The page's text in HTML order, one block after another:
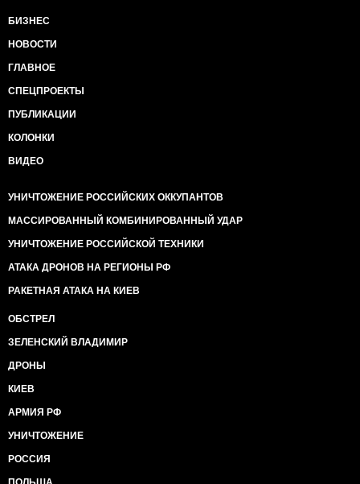
БИЗНЕС
НОВОСТИ
ГЛАВНОЕ
СПЕЦПРОЕКТЫ
ПУБЛИКАЦИИ
КОЛОНКИ
ВИДЕО
УНИЧТОЖЕНИЕ РОССИЙСКИХ ОККУПАНТОВ
МАССИРОВАННЫЙ КОМБИНИРОВАННЫЙ УДАР
УНИЧТОЖЕНИЕ РОССИЙСКОЙ ТЕХНИКИ
АТАКА ДРОНОВ НА РЕГИОНЫ РФ
РАКЕТНАЯ АТАКА НА КИЕВ
ОБСТРЕЛ
ЗЕЛЕНСКИЙ ВЛАДИМИР
ДРОНЫ
КИЕВ
АРМИЯ РФ
УНИЧТОЖЕНИЕ
РОССИЯ